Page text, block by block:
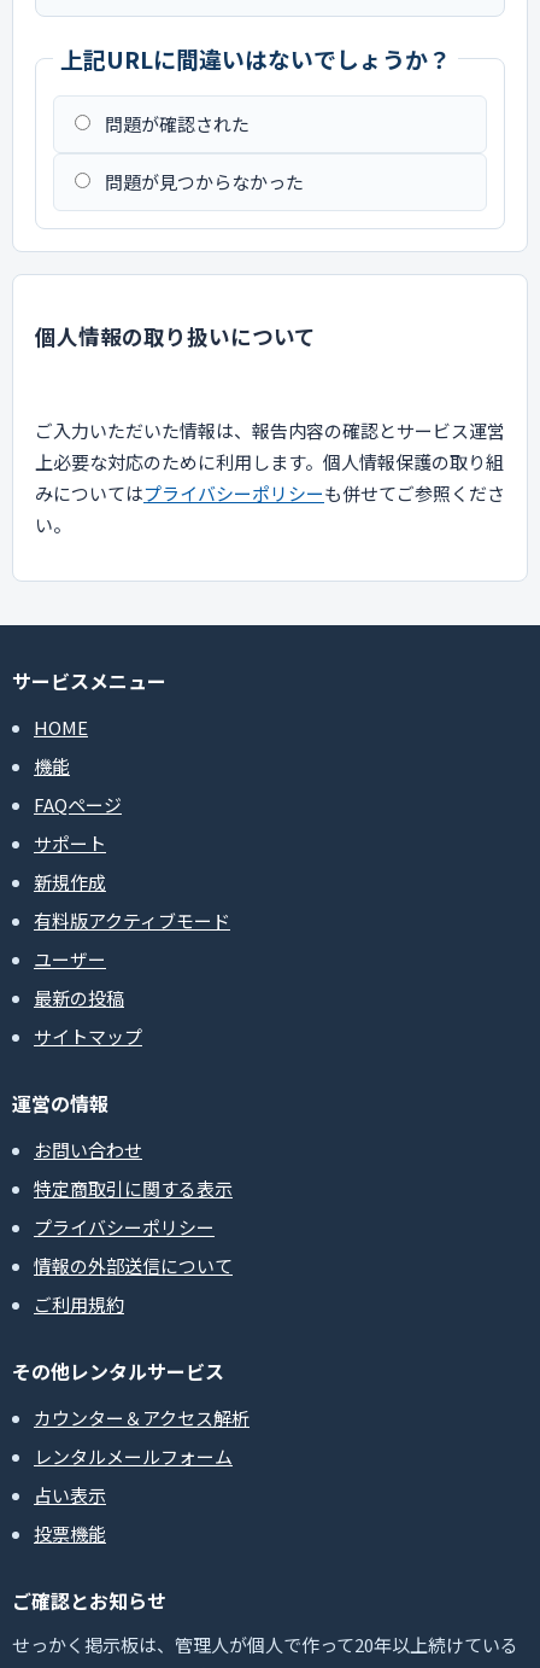
上記URLに間違いはないでしょうか？
問題が確認された
問題が見つからなかった
個人情報の取り扱いについて
ご入力いただいた情報は、報告内容の確認とサービス運営
上必要な対応のために利用します。個人情報保護の取り組
みについてはプライバシーポリシーも併せてご参照くださ
い。
サービスメニュー
HOME
機能
FAQページ
サポート
新規作成
有料版アクティブモード
ユーザー
最新の投稿
サイトマップ
運営の情報
お問い合わせ
特定商取引に関する表示
プライバシーポリシー
情報の外部送信について
ご利用規約
その他レンタルサービス
カウンター＆アクセス解析
レンタルメールフォーム
占い表示
投票機能
ご確認とお知らせ
せっかく掲示板は、管理人が個人で作って20年以上続けている